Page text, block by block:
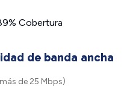
Cobertura
de banda ancha
de 25 Mbps)